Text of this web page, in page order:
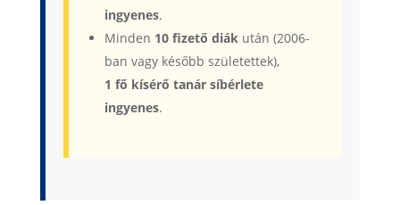
ingyenes.
Minden 10 fizető diákután (2006-
ban vagy később születettek),
1 fő kísérő tanár síbérlete
ingyenes.